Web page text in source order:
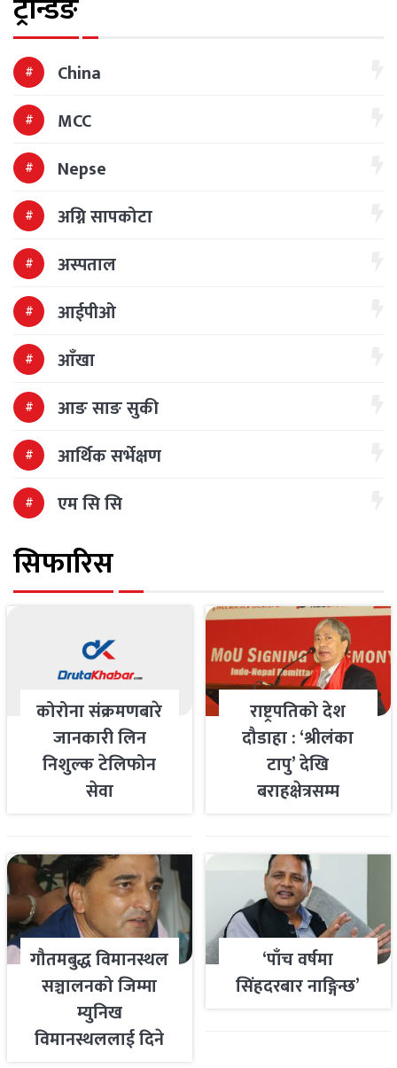
ट्रेन्डिङ
China
MCC
Nepse
अग्नि सापकोटा
अस्पताल
आईपीओ
आँखा
आङ साङ सुकी
आर्थिक सर्भेक्षण
एम सि सि
सिफारिस
कोरोना संक्रमणबारे
जानकारी लिन
निशुल्क टेलिफोन
सेवा
राष्ट्रपतिको देश
दौडाहा : ‘श्रीलंका
टापु’ देखि
बराहक्षेत्रसम्म
गौतमबुद्ध विमानस्थल
सञ्चालनको जिम्मा
म्युनिख
विमानस्थललाई दिने
‘पाँच वर्षमा
सिंहदरबार नाङ्गिन्छ’